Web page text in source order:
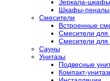
Зеркала-шкафы
Шкафы-пеналы
Смесители
Встроенные
Смесители для
Смесители для
Сауны
Унитазы
Подвесные
Компакт-